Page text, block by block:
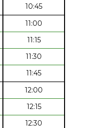
10:45
11:00
11:15
11:30
11:45
12:00
12:15
12:30